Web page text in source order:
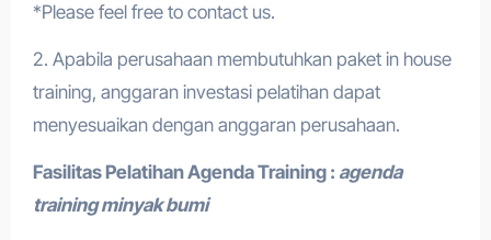
*Please feel free to contact us.
2. Apabila perusahaan membutuhkan paket in house
training, anggaran investasi pelatihan dapat
menyesuaikan dengan anggaran perusahaan.
Fasilitas PelatihanAgenda Training : agenda
training minyak bumi